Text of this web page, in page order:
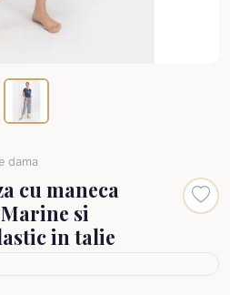
dama
cu maneca
si
in talie